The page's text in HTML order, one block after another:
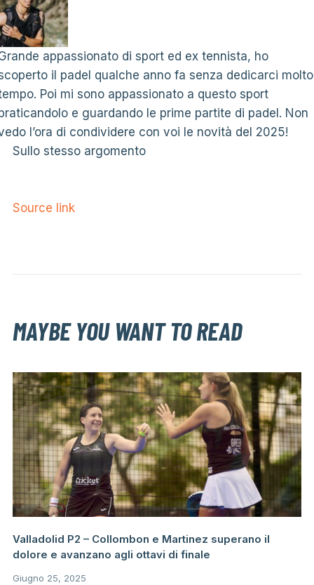
appassionato di sport ed ex tennista, ho
il padel qualche anno fa senza dedicarci molto
Poi mi sono appassionato a questo sport
e guardando le prime partite di padel. Non
l’ora di condividere con voi le novità del 2025!
Sullo stesso argomento
Source link
MAYBE YOU WANT TO READ
Valladolid P2 – Collombon e Martinez superano il
dolore e avanzano agli ottavi di finale
Giugno 25, 2025